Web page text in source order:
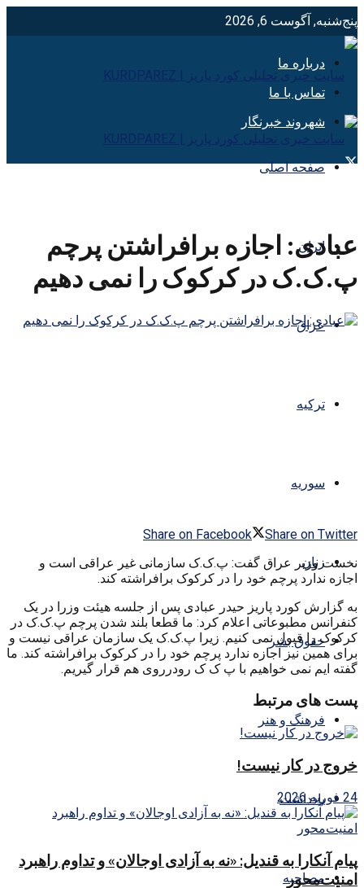
پنج‌شنبه, آگوست 6, 2026
درباره ما
تماس با ما
شهروند خبرنگار
صفحه اصلی
ایران
عراق
ترکیه
سوریه
زنان
حقوق بشر
فرهنگ و هنر
یادداشت
مصاحبه
عبادی: اجازه برافراشتن پرچم
پ.ک.ک در کرکوک را نمی دهیم
Share on Facebook
Share on Twitter
نخست وزیر عراق گفت: پ.ک.ک سازمانی غیر عراقی است و
اجازه ندارد پرچم خود را در کرکوک برافراشته کند.
به گزارش کورد پاریز حیدر عبادی پس از جلسه هیئت وزرا در یک
کنفرانس مطبوعاتی اعلام کرد: ما قطعا بلند شدن پرچم پ.ک.ک در
کرکوک را قبول نمی کنیم. زیرا پ.ک.ک یک سازمان عراقی نیست و
برای همین نیز اجازه ندارد پرچم خود را در کرکوک برافراشته کند. ما
گفته ایم نمی خواهیم با پ ک ک رودرروی هم قرار گیریم.
پست های مرتبط
خروج در کار نیست!
24 فوریه 2026
پیام آنکارا به قندیل: «نه به آزادی اوجالان» و تداوم راهبرد
امنیت‌محور